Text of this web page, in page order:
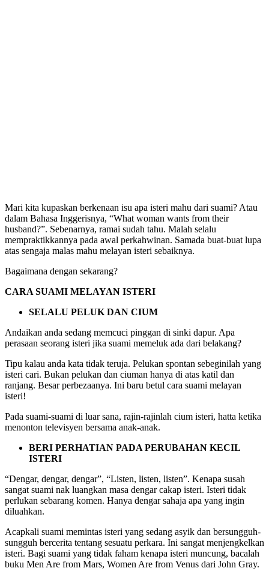
Mari kita kupaskan berkenaan isu apa isteri mahu dari suami? Atau
dalam Bahasa Inggerisnya, “What woman wants from their
husband?”. Sebenarnya, ramai sudah tahu. Malah selalu
mempraktikkannya pada awal perkahwinan. Samada buat-buat lupa
atas sengaja malas mahu melayan isteri sebaiknya.
Bagaimana dengan sekarang?
CARA SUAMI MELAYAN ISTERI
SELALU PELUK DAN CIUM
Andaikan anda sedang memcuci pinggan di sinki dapur. Apa
perasaan seorang isteri jika suami memeluk ada dari belakang?
Tipu kalau anda kata tidak teruja. Pelukan spontan sebeginilah yang
isteri cari. Bukan pelukan dan ciuman hanya di atas katil dan
ranjang. Besar perbezaanya. Ini baru betul cara suami melayan
isteri!
Pada suami-suami di luar sana, rajin-rajinlah cium isteri, hatta ketika
menonton televisyen bersama anak-anak.
BERI PERHATIAN PADA PERUBAHAN KECIL
ISTERI
“Dengar, dengar, dengar”, “Listen, listen, listen”. Kenapa susah
sangat suami nak luangkan masa dengar cakap isteri. Isteri tidak
perlukan sebarang komen. Hanya dengar sahaja apa yang ingin
diluahkan.
Acapkali suami memintas isteri yang sedang asyik dan bersungguh-
sungguh bercerita tentang sesuatu perkara. Ini sangat menjengkelkan
isteri. Bagi suami yang tidak faham kenapa isteri muncung, bacalah
buku Men Are from Mars, Women Are from Venus dari John Gray.